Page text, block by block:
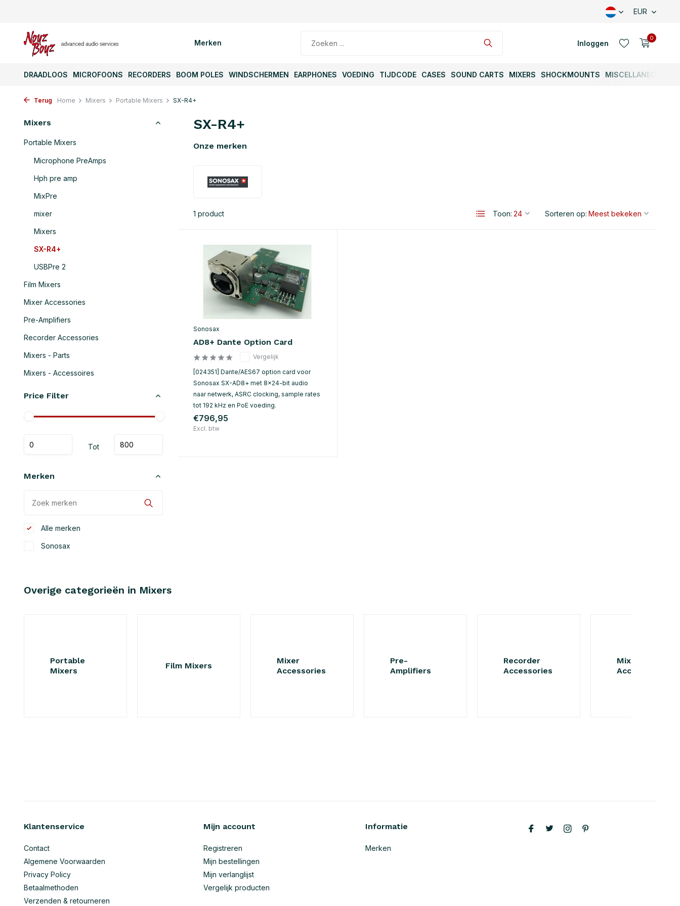
EUR
Merken Inloggen
0
DRAADLOOS MICROFOONS RECORDERS BOOM POLES WINDSCHERMEN EARPHONES VOEDING TIJDCODE CASES SOUND CARTS MIXERS SHOCKMOUNTS MISCELLANEOUS
Terug Home Mixers Portable Mixers SX-R4+
Mixers
Portable Mixers
Microphone PreAmps
Hph pre amp
MixPre
mixer
Mixers
SX-R4+
USBPre 2
Film Mixers
Mixer Accessories
Pre-Amplifiers
Recorder Accessories
Mixers - Parts
Mixers - Accessoires
Price Filter
Tot
Merken
Alle merken
Sonosax
SX-R4+
Onze merken
1 product Toon: Sorteren op:
Sonosax
AD8+ Dante Option Card
Vergelijk
[024351] Dante/AES67 option card voor
Sonosax SX-AD8+ met 8×24-bit audio
naar netwerk, ASRC clocking, sample rates
tot 192 kHz en PoE voeding.
€796,95
Excl. btw
Overige categorieën in Mixers
Portable
Mixers
Film Mixers
Mixer
Accessories
Pre-
Amplifiers
Recorder
Accessories
Mixers -
Accessoires
Klantenservice
Contact
Algemene Voorwaarden
Privacy Policy
Betaalmethoden
Verzenden & retourneren
Mijn account
Registreren
Mijn bestellingen
Mijn verlanglijst
Vergelijk producten
Informatie
Merken